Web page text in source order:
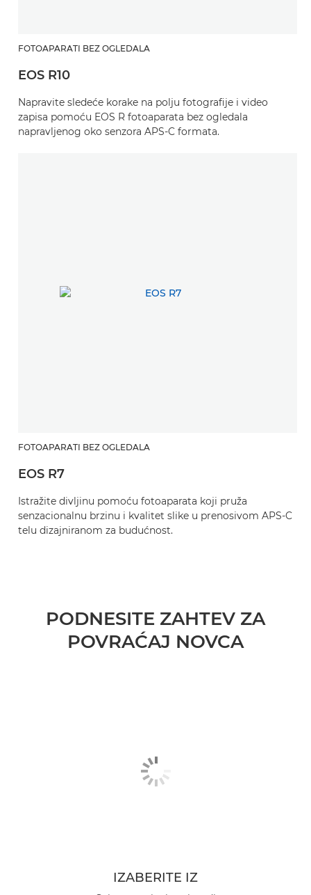
FOTOAPARATI BEZ OGLEDALA
EOS R10
Napravite sledeće korake na polju fotografije i video
zapisa pomoću EOS R fotoaparata bez ogledala
napravljenog oko senzora APS-C formata.
FOTOAPARATI BEZ OGLEDALA
EOS R7
Istražite divljinu pomoću fotoaparata koji pruža
senzacionalnu brzinu i kvalitet slike u prenosivom APS-C
telu dizajniranom za budućnost.
PODNESITE ZAHTEV ZA
POVRAĆAJ NOVCA
IZABERITE IZ